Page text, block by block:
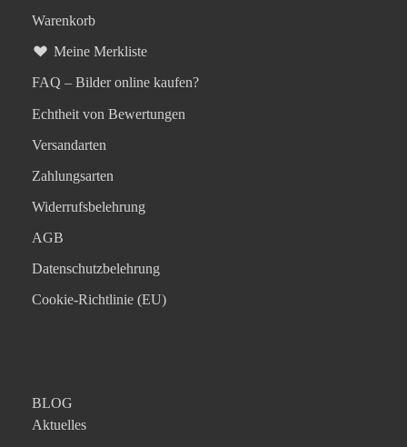
Warenkorb
Meine Merkliste
FAQ – Bilder online kaufen?
Echtheit von Bewertungen
Versandarten
Zahlungsarten
Widerrufsbelehrung
AGB
Datenschutzbelehrung
Cookie-Richtlinie (EU)
BLOG
Aktuelles